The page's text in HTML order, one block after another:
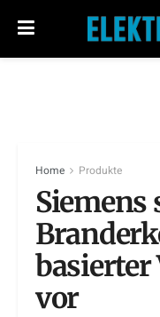
Home Produkte
Siemens
basierter
vor